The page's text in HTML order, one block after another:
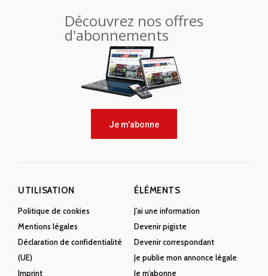
Découvrez nos offres
d'abonnements
Je m'abonne
UTILISATION
Politique de cookies
Mentions légales
Déclaration de confidentialité
(UE)
Imprint
ÉLÉMENTS
J’ai une information
Devenir pigiste
Devenir correspondant
Je publie mon annonce légale
Je m’abonne